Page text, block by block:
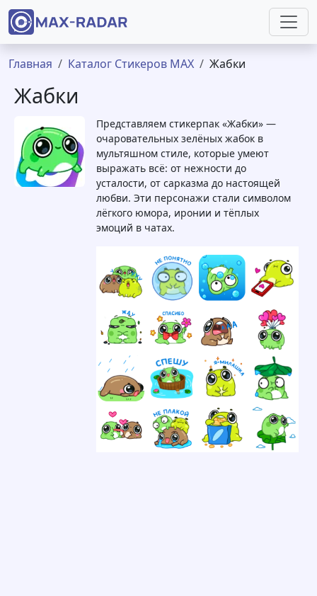
Перейти к основному содержанию
Строка навигации
Главная Каталог Стикеров MAX Жабки
Жабки
Представляем стикерпак «Жабки» —
очаровательных зелёных жабок в
мультяшном стиле, которые умеют
выражать всё: от нежности до
усталости, от сарказма до настоящей
любви. Эти персонажи стали символом
лёгкого юмора, иронии и тёплых
эмоций в чатах.